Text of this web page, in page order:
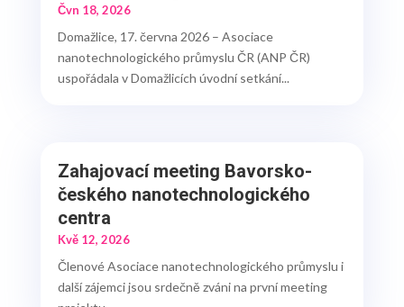
Čvn 18, 2026
Domažlice, 17. června 2026 – Asociace
nanotechnologického průmyslu ČR (ANP ČR)
uspořádala v Domažlicích úvodní setkání...
Zahajovací meeting Bavorsko-
českého nanotechnologického
centra
Kvě 12, 2026
Členové Asociace nanotechnologického průmyslu i
další zájemci jsou srdečně zváni na první meeting